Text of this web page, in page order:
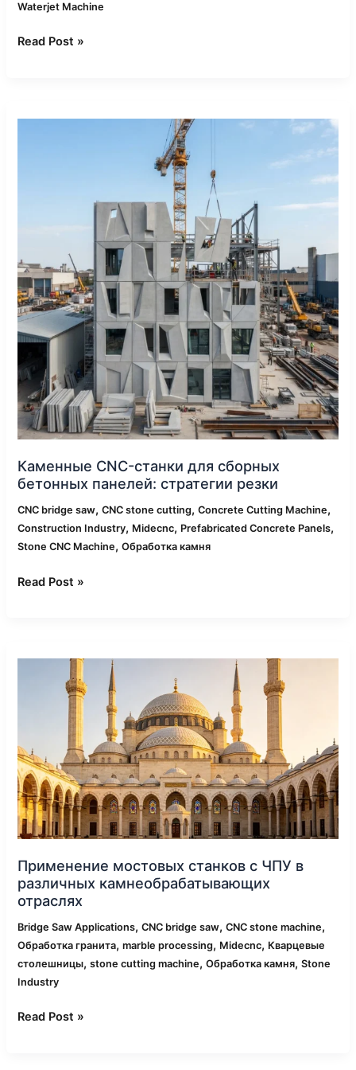
Waterjet Machine
Read Post »
Каменные CNC-станки для сборных
бетонных панелей: стратегии резки
CNC bridge saw,CNC stone cutting,Concrete Cutting Machine,
Construction Industry, Midecnc, Prefabricated Concrete Panels,
Stone CNC Machine,Обработка камня
Read Post »
Применение мостовых станков с ЧПУ в
различных камнеобрабатывающих
отраслях
Bridge Saw Applications,CNC bridge saw,CNC stone machine,
Обработка гранита,marble processing, Midecnc, Кварцевые
столешницы,stone cutting machine,Обработка камня,Stone
Industry
различных
камнеобрабатывающих
отраслях
Read Post »